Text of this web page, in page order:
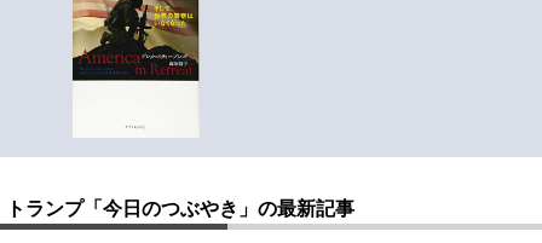
トランプ「今日のつぶやき」の最新記事